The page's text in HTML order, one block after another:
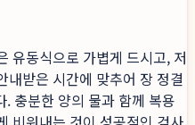
유동식으로 가볍게 드시고, 저
내받은 시간에 맞추어 장 정결
충분한 양의 물과 함께 복용